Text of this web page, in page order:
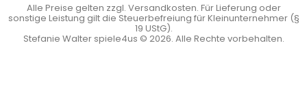
Alle Preise gelten zzgl. Versandkosten. Für Lieferung oder
sonstige Leistung gilt die Steuerbefreiung für Kleinunternehmer (§
19 UStG).
Stefanie Walter spiele4us © 2026. Alle Rechte vorbehalten.